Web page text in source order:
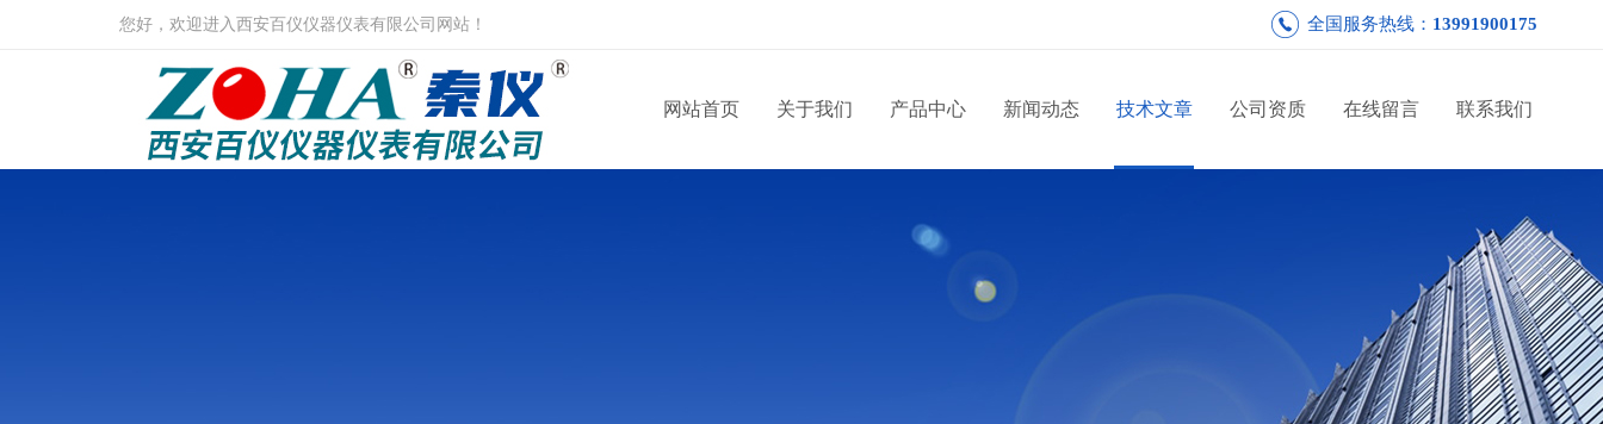
您好，欢迎进入西安百仪仪器仪表有限公司网站！ 全国服务热线： 13991900175
网站首页 关于我们 产品中心 新闻动态 技术文章 公司资质 在线留言 联系我们